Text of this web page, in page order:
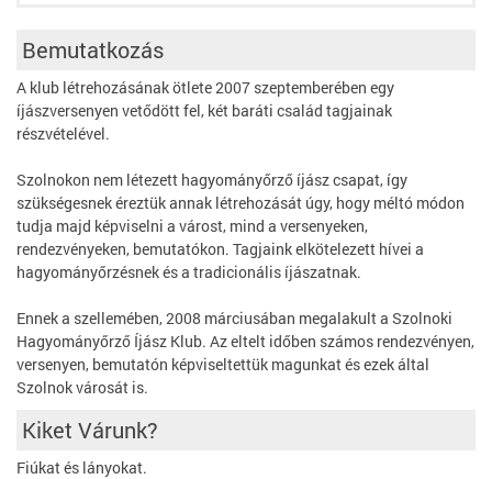
Bemutatkozás
A klub létrehozásának ötlete 2007 szeptemberében egy
íjászversenyen vetődött fel, két baráti család tagjainak
részvételével.
Szolnokon nem létezett hagyományőrző íjász csapat, így
szükségesnek éreztük annak létrehozását úgy, hogy méltó módon
tudja majd képviselni a várost, mind a versenyeken,
rendezvényeken, bemutatókon. Tagjaink elkötelezett hívei a
hagyományőrzésnek és a tradicionális íjászatnak.
Ennek a szellemében, 2008 márciusában megalakult a Szolnoki
Hagyományőrző Íjász Klub. Az eltelt időben számos rendezvényen,
versenyen, bemutatón képviseltettük magunkat és ezek által
Szolnok városát is.
Kiket Várunk?
Fiúkat és lányokat.